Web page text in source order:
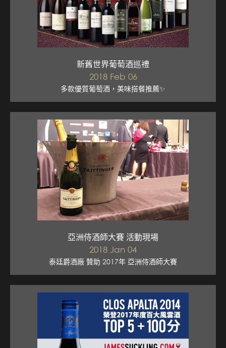
新舊世界葡萄酒巡禮
2018 Feb 06
多款優質葡萄酒，美味搭餐推薦✨
亞洲侍酒師大賽 活動現場
2018 Jan 04
泰廷爵酒廠 贊助 2017年 亞洲侍酒師大賽